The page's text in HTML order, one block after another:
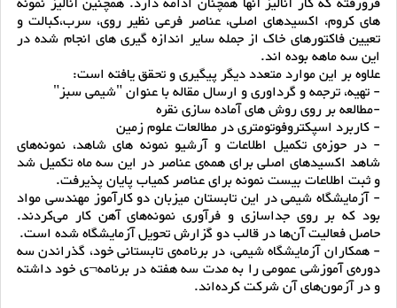
های کروم، اکسیدهای اصلی، عناصر فرعی نظیر روی، ‌سرب،‌کبالت و
تعیین فاکتورهای خاک از جمله سایر اندازه گیری های انجام شده در
این سه ماهه بوده اند.
علاوه بر این موارد متعدد دیگر پیگیری و تحقق یافته است:
- تهیه، ترجمه و گرداوری و ارسال مقاله با عنوان "شیمی سبز"
-مطالعه بر روی روش های آماده سازی نقره
- کاربرد اسپکتروفوتومتری در مطالعات علوم زمین
- در حوزه‌ی تکمیل اطلاعات و آرشیو نمونه های شاهد، نمونه‌های
شاهد اکسیدهای اصلی برای همه‌ی عناصر در این سه ماه تکمیل شد
و ثبت اطلاعات بیست نمونه برای عناصر کمیاب پایان پذیرفت.
- آزمایشگاه شیمی در این تابستان میزبان دو کارآموز مهندسی مواد
بود که بر روی جداسازی و فرآوری نمونه‌های آهن کار می‌کردند.
حاصل فعالیت آن‌ها در قالب دو گزارش تحویل آزمایشگاه شده است.
- همکاران آزمایشگاه شیمی، در برنامه‌ی تابستانی خود، گذراندن سه
دوره‌ی آموزشی عمومی را به مدت سه هفته در برنامه¬ی خود داشته
و در آزمون‌های آن شرکت کرده‌اند.